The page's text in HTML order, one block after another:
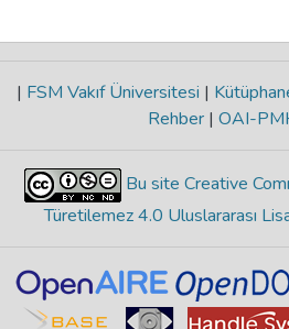
| FSM Vakıf Üniversitesi |
Rehber | OAI-
Bu site Creative
Türetilemez 4.0 Uluslararası